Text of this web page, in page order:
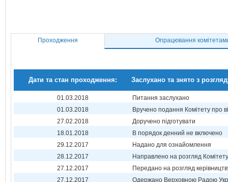
Проходження Опрацювання
Дати та стан проходження: Заслухано та знято з
01.03.2018
Питання заслухано
01.03.2018
Вручено подання Комітету про
27.02.2018
Доручено підготувати
18.01.2018
В порядок денний не включено
29.12.2017
Надано для ознайомлення
28.12.2017
Направлено на розгляд Комітету
27.12.2017
Передано на розгляд
27.12.2017
Одержано Верховною Радою